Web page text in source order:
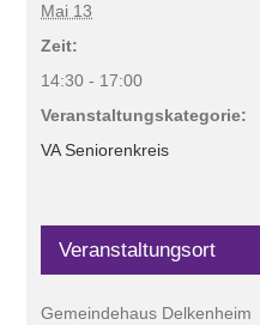
Mai 13
Zeit:
14:30 - 17:00
Veranstaltungskategorie:
VA Seniorenkreis
Veranstaltungsort
Gemeindehaus Delkenheim